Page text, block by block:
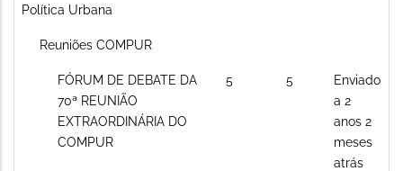
posts
Sem
posts
Política Urbana
Sem
posts
Reuniões COMPUR
Sem
novos
posts
FÓRUM DE DEBATE DA
70ª REUNIÃO
EXTRAORDINÁRIA DO
COMPUR
5 5
Enviado
a 2
anos 2
meses
atrás